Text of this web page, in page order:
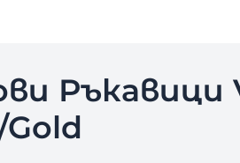
Ръкавици